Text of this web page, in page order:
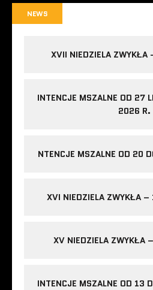
NEWS
XVII NIEDZIELA
INTENCJE MSZALNE OD 27
2026 R.
NTENCJE MSZALNE OD 20
XVI NIEDZIELA ZWYKŁA
XV NIEDZIELA ZWYKŁA
INTENCJE MSZALNE OD 13